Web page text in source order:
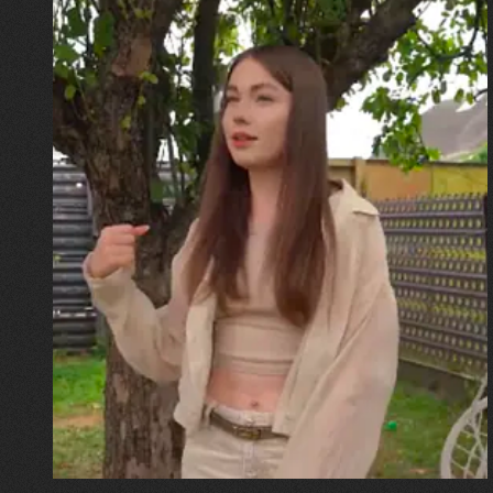
30.07.2026
Калина, Дарина та Віра Папроцькі
"Хвиля була, як від моря,
прозора і велика… Я ледве
встигла схопити племінницю"